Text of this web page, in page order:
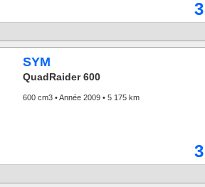
SYM
QuadRaider 600
600 cm3 • Année 2009 • 5 175 km